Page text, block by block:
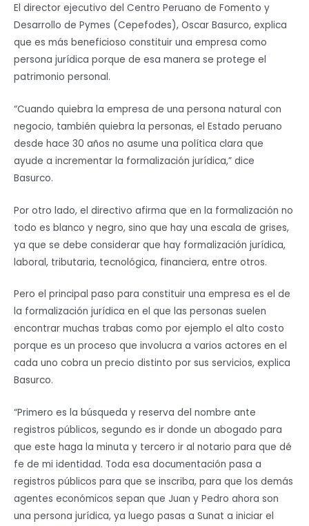
El director ejecutivo del Centro Peruano de Fomento y
Desarrollo de Pymes (Cepefodes), Oscar Basurco, explica
que es más beneficioso constituir una empresa como
persona jurídica porque de esa manera se protege el
patrimonio personal.
“Cuando quiebra la empresa de una persona natural con
negocio, también quiebra la personas, el Estado peruano
desde hace 30 años no asume una política clara que
ayude a incrementar la formalización jurídica,” dice
Basurco.
Por otro lado, el directivo afirma que en la formalización no
todo es blanco y negro, sino que hay una escala de grises,
ya que se debe considerar que hay formalización jurídica,
laboral, tributaria, tecnológica, financiera, entre otros.
Pero el principal paso para constituir una empresa es el de
la formalización jurídica en el que las personas suelen
encontrar muchas trabas como por ejemplo el alto costo
porque es un proceso que involucra a varios actores en el
cada uno cobra un precio distinto por sus servicios, explica
Basurco.
“Primero es la búsqueda y reserva del nombre ante
registros públicos, segundo es ir donde un abogado para
que este haga la minuta y tercero ir al notario para que dé
fe de mi identidad. Toda esa documentación pasa a
registros públicos para que se inscriba, para que los demás
agentes económicos sepan que Juan y Pedro ahora son
una persona jurídica, ya luego pasas a Sunat a iniciar el